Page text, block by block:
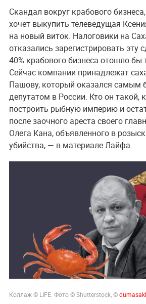
Скандал вокруг крабового
хочет выкупить телеведущая
на новый виток. Налоговики на
отказались зарегистрировать эту
40% крабового бизнеса отошло бы
Сейчас компании принадлежат
Пашову, который оказался самым
депутатом в России. Кто он такой,
построить рыбную империю и
после заочного ареста своего
Олега Кана, объявленного в
убийства, — в материале Лайфа.
Коллаж © LIFE. Фото © Shutterstock, ©